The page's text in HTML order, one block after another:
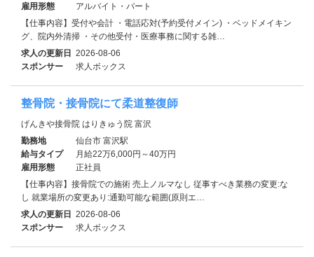
雇用形態
アルバイト・パート
【仕事内容】受付や会計 ・電話応対(予約受付メイン) ・ベッドメイキン
グ、院内外清掃 ・その他受付・医療事務に関する雑…
求人の更新日 2026-08-06
スポンサー
求人ボックス
整骨院・接骨院にて柔道整復師
げんきや接骨院 はりきゅう院 富沢
勤務地
仙台市 富沢駅
給与タイプ
月給22万6,000円～40万円
雇用形態
正社員
【仕事内容】接骨院での施術 売上ノルマなし 従事すべき業務の変更:な
し 就業場所の変更あり:通勤可能な範囲(原則エ…
求人の更新日 2026-08-06
スポンサー
求人ボックス